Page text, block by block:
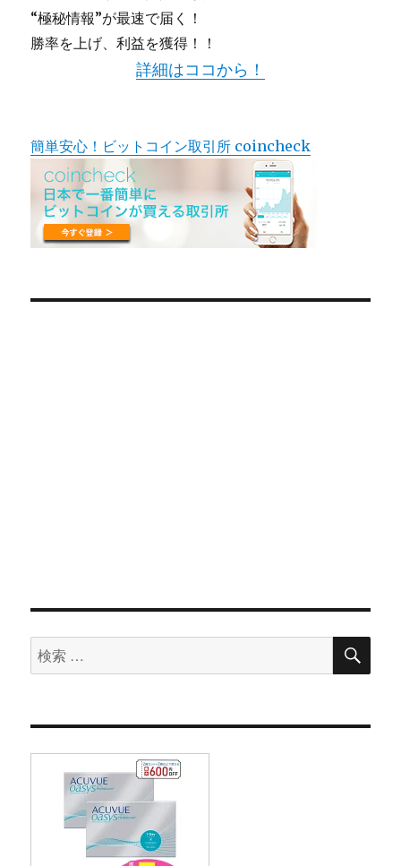
“極秘情報”が最速で届く！
勝率を上げ、利益を獲得！！
詳細はココから！
簡単安心！ビットコイン取引所 coincheck
検
索
象:
検